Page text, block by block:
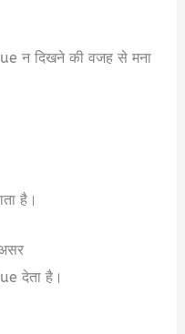
न दिखने की वजह से मना
है।
देता है।